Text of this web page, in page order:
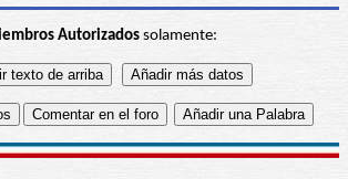
Autorizadossolamente: